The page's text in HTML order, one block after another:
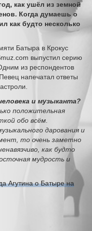
как ушёл из земной
Когда думаешь о
как будто несколько
Батыра в Крокус
выпустил серию
из респондентов
напечатал ответы
и музыканта?
положительная
обо всём.
дарования и
то очень заметно
как будто
мудрость и
Агутина о Батыре на